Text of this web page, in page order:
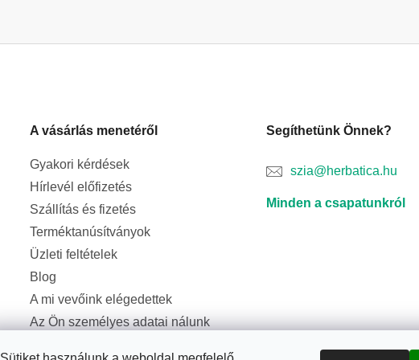
A vásárlás menetéről
Gyakori kérdések
Hírlevél előfizetés
Szállítás és fizetés
Terméktanúsítványok
Üzleti feltételek
Blog
A mi vevőink elégedettek
Az Ön személyes adatai nálunk
Segíthetünk Önnek?
szia@herbatica.hu
Minden a csapatunkról